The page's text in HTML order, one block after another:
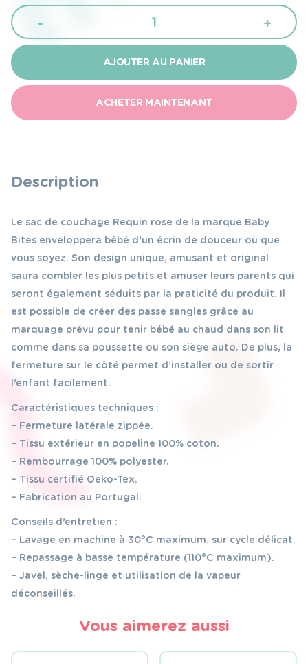
-
quantité
de
Baby
Bites
Sac
de
2
6
ans
+
AJOUTER AU PANIER
ACHETER MAINTENANT
Description
Le sac de couchage Requin rose de la marque Baby
Bites enveloppera bébé d’un écrin de douceur où que
vous soyez. Son design unique, amusant et original
saura combler les plus petits et amuser leurs parents qui
seront également séduits par la praticité du produit. Il
est possible de créer des passe sangles grâce au
marquage prévu pour tenir bébé au chaud dans son lit
comme dans sa poussette ou son siège auto. De plus, la
fermeture sur le côté permet d’installer ou de sortir
l’enfant facilement.
Caractéristiques techniques :
– Fermeture latérale zippée.
– Tissu extérieur en popeline 100% coton.
– Rembourrage 100% polyester.
– Tissu certifié Oeko-Tex.
– Fabrication au Portugal.
Conseils d’entretien :
– Lavage en machine à 30°C maximum, sur cycle délicat.
– Repassage à basse température (110°C maximum).
– Javel, sèche-linge et utilisation de la vapeur
déconseillés.
Vous aimerez aussi